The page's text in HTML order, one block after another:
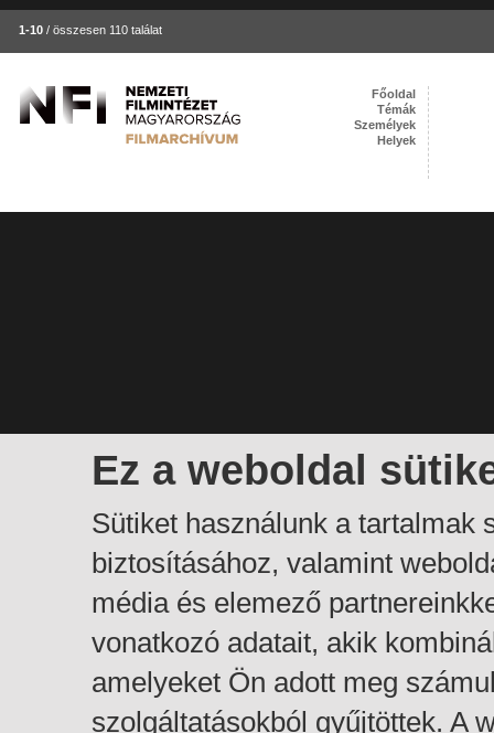
1-10 / összesen 110 találat
Ez a weboldal
Sütiket használunk a tartalmak
biztosításához, valamint
média és elemező
vonatkozó adatait, akik
amelyeket Ön adott meg
szolgáltatásokból gyűjtöttek. A
Főoldal
Témák
Személyek
Helyek